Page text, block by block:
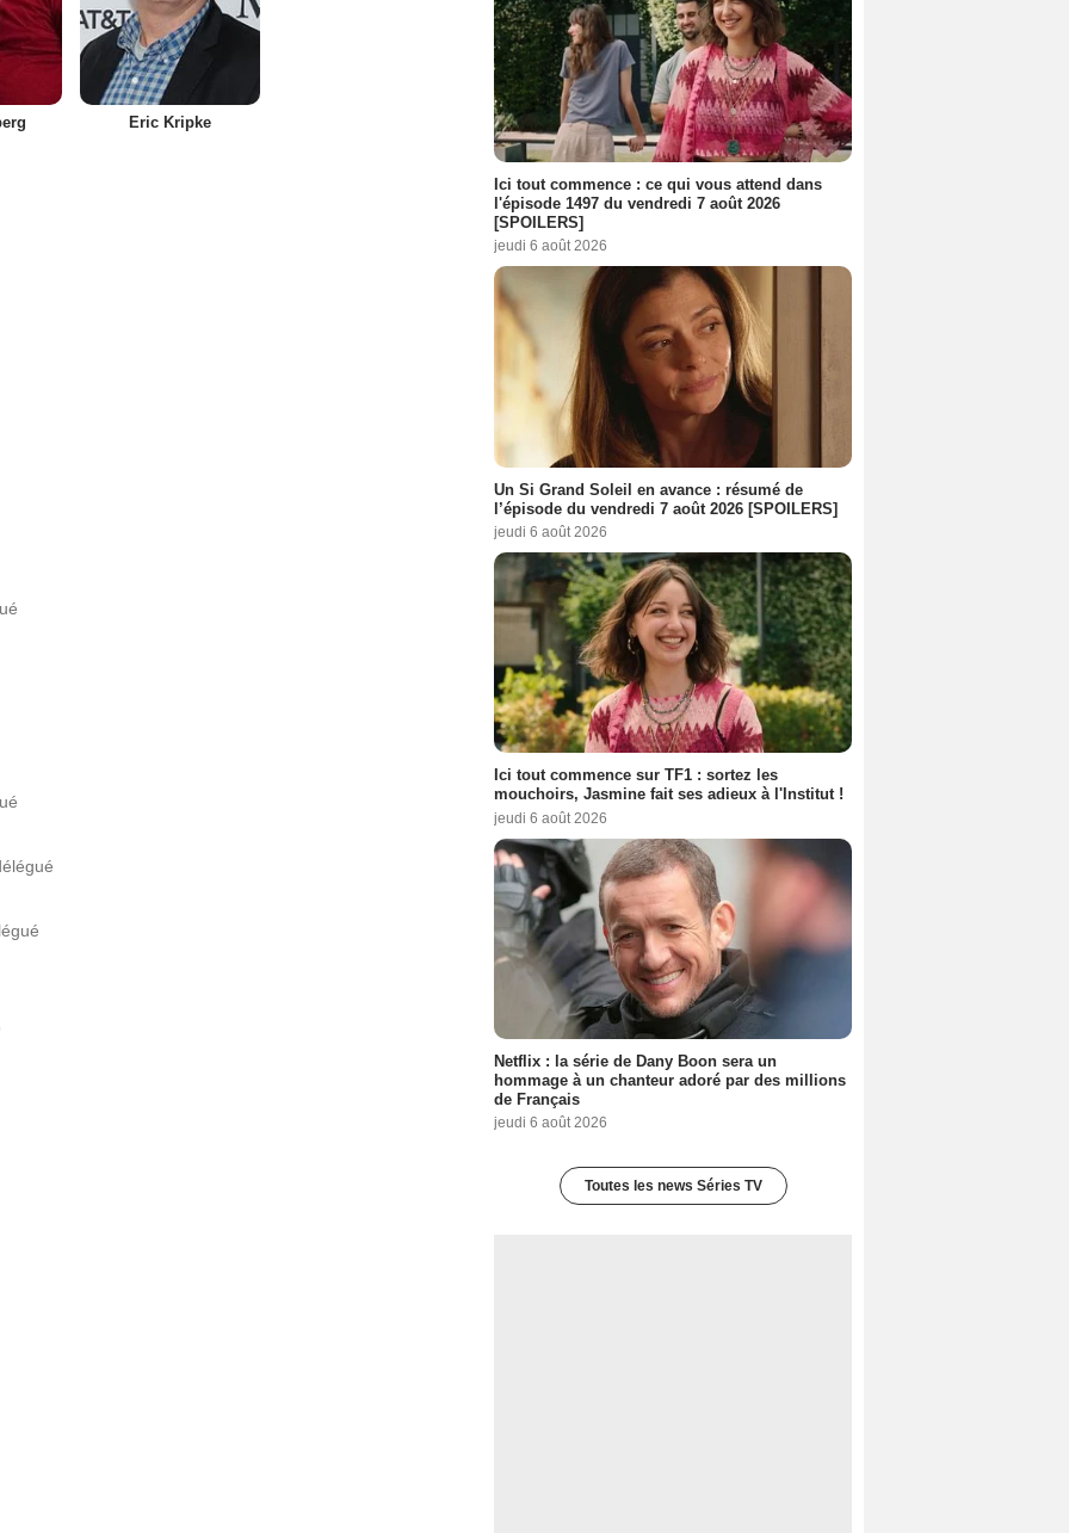
: - 8
: 4-5
:
:
:
1 Episode :
:
:
Eric Kripke
Ici tout commence : ce qui vous attend dans
l'épisode 1497 du vendredi 7 août 2026
[SPOILERS]
jeudi 6 août 2026
Un Si Grand Soleil en avance : résumé de
l’épisode du vendredi 7 août 2026 [SPOILERS]
jeudi 6 août 2026
Ici tout commence sur TF1 : sortez les
mouchoirs, Jasmine fait ses adieux à l'Institut !
jeudi 6 août 2026
Netflix : la série de Dany Boon sera un
hommage à un chanteur adoré par des millions
de Français
jeudi 6 août 2026
Toutes les news Séries TV